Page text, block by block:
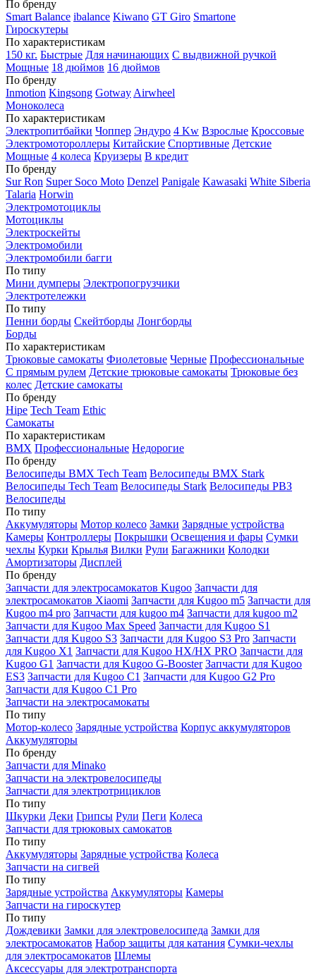
По бренду
Smart Balance ibalance Kiwano GT Giro Smartone
Гироскутеры
По характеристикам
150 кг. Быстрые Для начинающих С выдвижной ручкой
Мощные 18 дюймов 16 дюймов
По бренду
Inmotion Kingsong Gotway Airwheel
Моноколеса
По характеристикам
Электропитбайки Чоппер Эндуро 4 Kw Взрослые Кроссовые
Электромотороллеры Китайские Спортивные Детские
Мощные 4 колеса Круизеры В кредит
По бренду
Sur Ron Super Soco Moto Denzel Panigale Kawasaki White Siberia
Talaria Horwin
Электромотоциклы
Мотоциклы
Электроскейты
Электромобили
Электромобили багги
По типу
Мини думперы Электропогрузчики
Электротележки
По типу
Пенни борды Скейтборды Лонгборды
Борды
По характеристикам
Трюковые самокаты Фиолетовые Черные Профессиональные
С прямым рулем Детские трюковые самокаты Трюковые без
колес Детские самокаты
По бренду
Hipe Tech Team Ethic
Самокаты
По характеристикам
BMX Профессиональные Недорогие
По бренду
Велосипеды BMX Tech Team Велосипеды BMX Stark
Велосипеды Tech Team Велосипеды Stark Велосипеды РВЗ
Велосипеды
По типу
Аккумуляторы Мотор колесо Замки Зарядные устройства
Камеры Контроллеры Покрышки Освещения и фары Сумки
чехлы Курки Крылья Вилки Рули Багажники Колодки
Амортизаторы Дисплей
По бренду
Запчасти для электросамокатов Kugoo Запчасти для
электросамокатов Xiaomi Запчасти для Kugoo m5 Запчасти для
Кugoo m4 pro Запчасти для kugoo m4 Запчасти для kugoo m2
Запчасти для Kugoo Max Speed Запчасти для Kugoo S1
Запчасти для Kugoo S3 Запчасти для Kugoo S3 Pro Запчасти
для Kugoo X1 Запчасти для Kugoo HX/HX PRO Запчасти для
Kugoo G1 Запчасти для Kugoo G-Booster Запчасти для Kugoo
ES3 Запчасти для Kugoo C1 Запчасти для Kugoo G2 Pro
Запчасти для Kugoo C1 Pro
Запчасти на электросамокаты
По типу
Мотор-колесо Зарядные устройства Корпус аккумуляторов
Аккумуляторы
По бренду
Запчасти для Minako
Запчасти на электровелосипеды
Запчасти для электротрициклов
По типу
Шкурки Деки Грипсы Рули Пеги Колеса
Запчасти для трюковых самокатов
По типу
Аккумуляторы Зарядные устройства Колеса
Запчасти на сигвей
По типу
Зарядные устройства Аккумуляторы Камеры
Запчасти на гироскутер
По типу
Дождевики Замки для электровелосипеда Замки для
электросамокатов Набор защиты для катания Сумки-чехлы
для электросамокатов Шлемы
Аксессуары для электротранспорта